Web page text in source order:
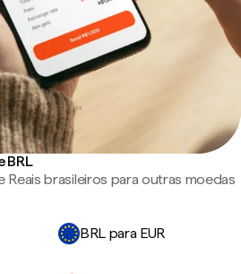
BRL
Reais brasileiros para outras moedas
BRL para EUR